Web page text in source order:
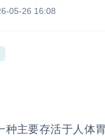
05-26 16:08
主要存活于人体